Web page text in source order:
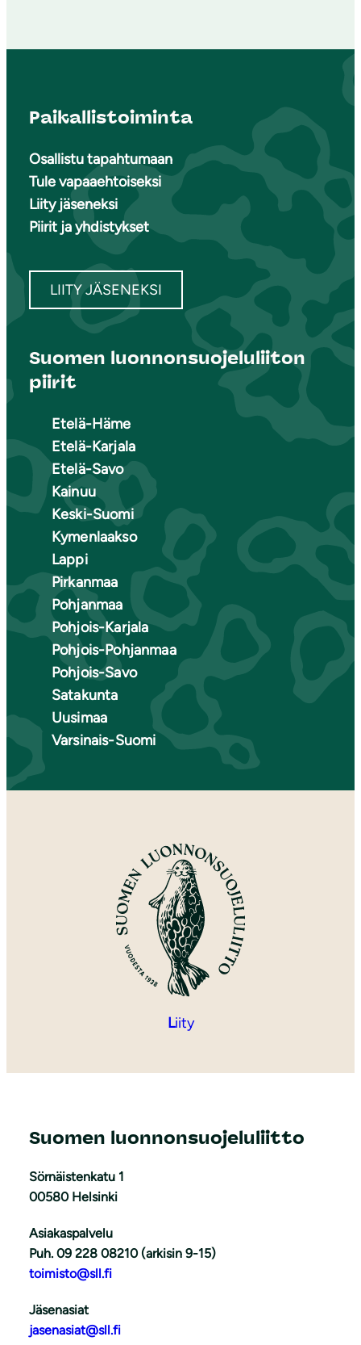
Paikallistoiminta
Osallistu tapahtumaan
Tule vapaaehtoiseksi
Liity jäseneksi
Piirit ja yhdistykset
LIITY JÄSENEKSI
Suomen luonnonsuojeluliiton
piirit
Etelä-Häme
Etelä-Karjala
Etelä-Savo
Kainuu
Keski-Suomi
Kymenlaakso
Lappi
Pirkanmaa
Pohjanmaa
Pohjois-Karjala
Pohjois-Pohjanmaa
Pohjois-Savo
Satakunta
Uusimaa
Varsinais-Suomi
Liity
Suomen luonnonsuojeluliitto
Sörnäistenkatu 1
00580 Helsinki
Asiakaspalvelu
Puh. 09 228 08210 (arkisin 9-15)
toimisto@sll.fi
Jäsenasiat
jasenasiat@sll.fi